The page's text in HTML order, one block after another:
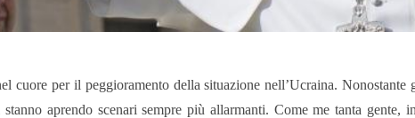
cuore per il peggioramento della situazione nell’Ucraina.
aprendo scenari sempre più allarmanti. Come me tanta gente,